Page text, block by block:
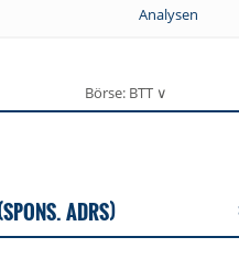
Analysen
Börse: BTT ∨
ADRS)